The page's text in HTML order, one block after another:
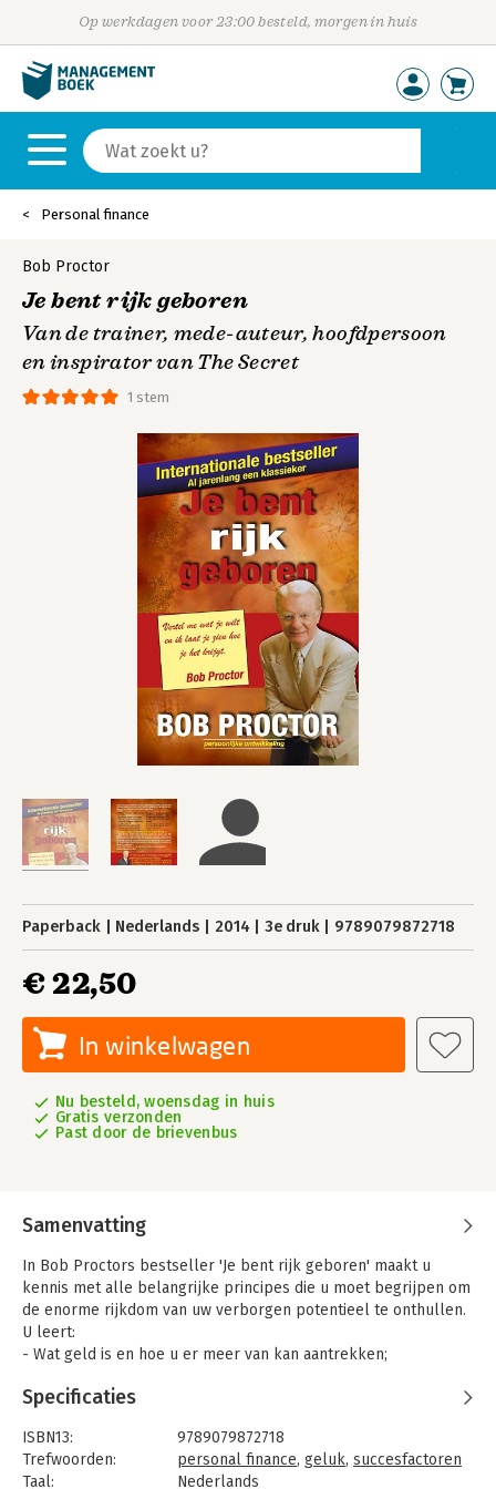
Op werkdagen voor 23:00 besteld, morgen in huis
Personal finance
1 stem
Bob Proctor
Je bent rijk geboren
Van de trainer, mede-auteur, hoofdpersoon
en inspirator van The Secret
Paperback Nederlands 2014 3e druk 9789079872718
€ 22,50
In winkelwagen
Nu besteld, woensdag in huis
Gratis verzonden
Past door de brievenbus
Samenvatting
In Bob Proctors bestseller 'Je bent rijk geboren' maakt u
kennis met alle belangrijke principes die u moet begrijpen om
de enorme rijkdom van uw verborgen potentieel te onthullen.
U leert:
- Wat geld is en hoe u er meer van kan aantrekken;
- Hoe u in uw geest welvarende beelden creëert, die zich
- Hoe u overvloed in uw leven brengt;
- De rol van vertrouwen in uw succes;
Specificaties
ISBN13:
9789079872718
Trefwoorden:
personal finance, geluk, succesfactoren
Taal:
Nederlands